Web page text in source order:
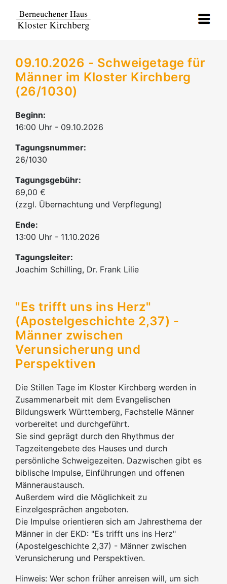
09.10.2026 - Schweigetage für
Männer im Kloster Kirchberg
(26/1030)
Beginn:
16:00 Uhr - 09.10.2026
Tagungsnummer:
26/1030
Tagungsgebühr:
69,00 €
(zzgl. Übernachtung und Verpflegung)
Ende:
13:00 Uhr - 11.10.2026
Tagungsleiter:
Joachim Schilling, Dr. Frank Lilie
"Es trifft uns ins Herz"
(Apostelgeschichte 2,37) -
Männer zwischen
Verunsicherung und
Perspektiven
Die Stillen Tage im Kloster Kirchberg werden in
Zusammenarbeit mit dem Evangelischen
Bildungswerk Württemberg, Fachstelle Männer
vorbereitet und durchgeführt.
Sie sind geprägt durch den Rhythmus der
Tagzeitengebete des Hauses und durch
persönliche Schweigezeiten. Dazwischen gibt es
biblische Impulse, Einführungen und offenen
Männeraustausch.
Außerdem wird die Möglichkeit zu
Einzelgesprächen angeboten.
Die Impulse orientieren sich am Jahresthema der
Männer in der EKD: "Es trifft uns ins Herz"
(Apostelgeschichte 2,37) - Männer zwischen
Verunsicherung und Perspektiven.
Hinweis: Wer schon früher anreisen will, um sich